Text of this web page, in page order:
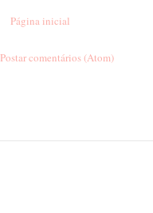
Página inicial
Postar comentários (Atom)